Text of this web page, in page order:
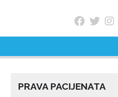
PRAVA PACIJENATA